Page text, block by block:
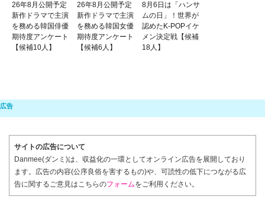
26年8月公開予定
新作ドラマで主演
を務める韓国俳優
期待度アンケート
【候補10人】
26年8月公開予定
新作ドラマで主演
を務める韓国女優
期待度アンケート
【候補6人】
8月6日は「ハンサ
ムの日」！世界が
認めたK-POPイケ
メン決定戦【候補
18人】
サイトの広告について
Danmee(ダンミ)は、収益化の一環としてオンライン広告を展開しており
ます。広告の内容(公序良俗を害するもの)や、可読性の低下につながる広
告に関するご意見はこちらのフォームをご利用ください。